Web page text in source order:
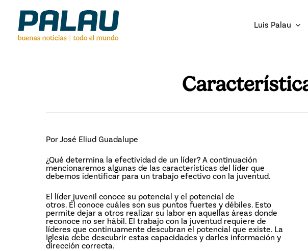
content
Luis Palau
Por José Eliud Guadalupe
¿Qué determina la efectividad de un líder? A continuación
mencionaremos algunas de las características del líder que
debemos identificar para un trabajo efectivo con la juventud.
El líder juvenil conoce su potencial y el potencial de
otros. Él conoce cuáles son sus puntos fuertes y débiles. Esto
permite dejar a otros realizar su labor en aquellas áreas donde
reconoce no ser hábil. El trabajo con la juventud requiere de
líderes que continuamente descubran el potencial que existe. La
Iglesia debe descubrir estas capacidades y darles información y
dirección correcta.